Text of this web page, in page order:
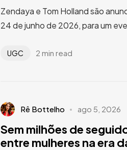
Zendaya e Tom Holland são
24 de junho de 2026, para um
UGC 2 min read
Rê Bottelho ago 5, 2026
Sem milhões de
entre mulheres na era